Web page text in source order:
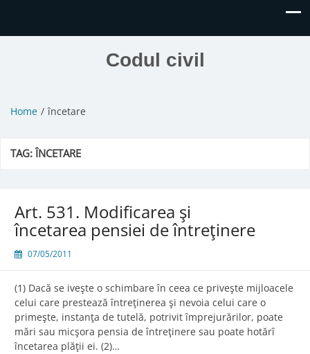
Codul civil
Home încetare
TAG:ÎNCETARE
Art. 531. Modificarea şi
încetarea pensiei de întreţinere
07/05/2011
(1) Dacă se iveşte o schimbare în ceea ce priveşte mijloacele
celui care prestează întreţinerea şi nevoia celui care o
primeşte, instanţa de tutelă, potrivit împrejurărilor, poate
mări sau micşora pensia de întreţinere sau poate hotărî
încetarea plăţii ei. (2)…